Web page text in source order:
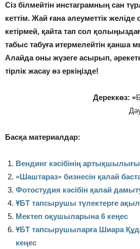
Сіз білмейтін инстаграмның сан
кеттім. Жай ғана әлеуметтік
кетірмей, қайта тап сол
табыс табуға итермелейтін қанша
Алайда оны жүзеге асырып,
тірлік жасау өз еркіңізде!
Дереккөз: «
Басқа материалдар:
Вендинг кәсібінің артықшылығы
«Шаштараз» бизнесін қалай
Фотостудия кәсібін қалай
ҰБТ тапсырушы түлектерге
Мектеп оқушыларына 6 кеңес
ҰБТ тапсырушыларға Шиара
кеңес